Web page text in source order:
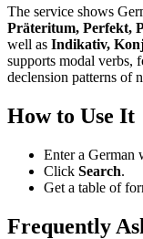
The service shows
Präteritum, Perfekt,
well as Indikativ,
supports modal verbs,
declension patterns of
How to Use It
Enter a German
Click Search.
Get a table of
Frequently